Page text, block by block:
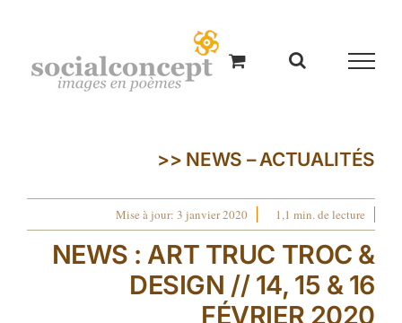
>> NEWS – ACTUALITÉS
Mise à jour: 3 janvier 2020 1,1 min. de lecture
NEWS : ART TRUC TROC &
DESIGN // 14, 15 & 16
FÉVRIER 2020